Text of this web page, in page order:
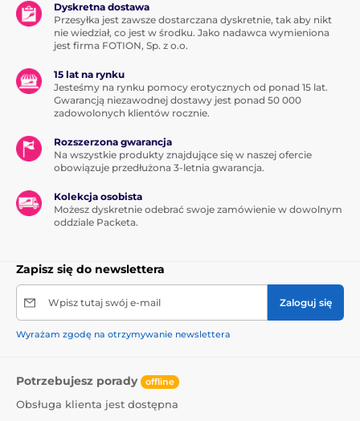
Dyskretna dostawa
Przesyłka jest zawsze dostarczana dyskretnie, tak aby nikt
nie wiedział, co jest w środku. Jako nadawca wymieniona
jest firma FOTION, Sp. z o.o.
15 lat na rynku
Jesteśmy na rynku pomocy erotycznych od ponad 15 lat.
Gwarancją niezawodnej dostawy jest ponad 50 000
zadowolonych klientów rocznie.
Rozszerzona gwarancja
Na wszystkie produkty znajdujące się w naszej ofercie
obowiązuje przedłużona 3-letnia gwarancja.
Kolekcja osobista
Możesz dyskretnie odebrać swoje zamówienie w dowolnym
oddziale Packeta.
Zapisz się do newslettera
Wpisz tutaj swój e-mail Zaloguj się
Wyrażam zgodę na otrzymywanie newslettera
Potrzebujesz porady offline
Obsługa klienta jest dostępna